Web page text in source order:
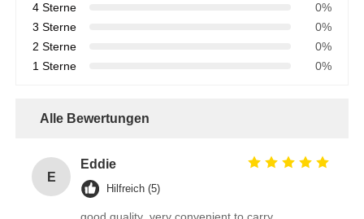
4 Sterne
0%
3 Sterne
0%
2 Sterne
0%
1 Sterne
0%
Alle Bewertungen
E
Eddie
Hilfreich (5)